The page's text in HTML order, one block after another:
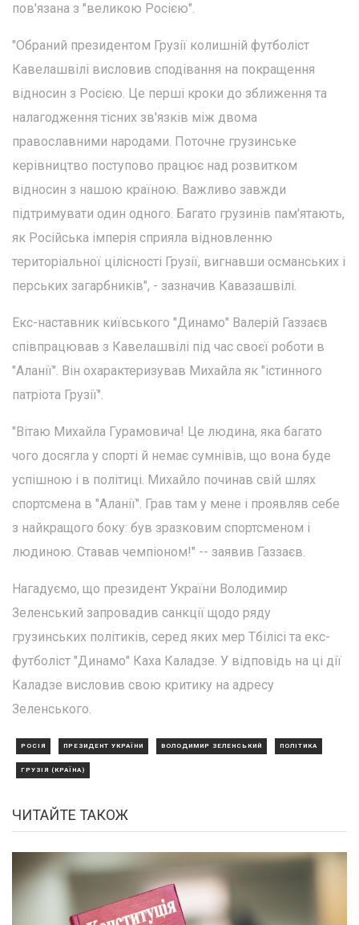
пов'язана з "великою Росією".
"Обраний президентом Грузії колишній футболіст
Кавелашвілі висловив сподівання на покращення
відносин з Росією. Це перші кроки до зближення та
налагодження тісних зв'язків між двома
православними народами. Поточне грузинське
керівництво поступово працює над розвитком
відносин з нашою країною. Важливо завжди
підтримувати один одного. Багато грузинів пам'ятають,
як Російська імперія сприяла відновленню
територіальної цілісності Грузії, вигнавши османських і
перських загарбників", - зазначив Кавазашвілі.
Екс-наставник київського "Динамо" Валерій Газзаєв
співпрацював з Кавелашвілі під час своєї роботи в
"Аланії". Він охарактеризував Михайла як "істинного
патріота Грузії".
"Вітаю Михайла Гурамовича! Це людина, яка багато
чого досягла у спорті й немає сумнівів, що вона буде
успішною і в політиці. Михайло починав свій шлях
спортсмена в "Аланії". Грав там у мене і проявляв себе
з найкращого боку: був зразковим спортсменом і
людиною. Ставав чемпіоном!" -- заявив Газзаєв.
Нагадуємо, що президент України Володимир
Зеленський запровадив санкції щодо ряду
грузинських політиків, серед яких мер Тбілісі та екс-
футболіст "Динамо" Каха Каладзе. У відповідь на ці дії
Каладзе висловив свою критику на адресу
Зеленського.
РОСІЯ ПРЕЗИДЕНТ УКРАЇНИ ВОЛОДИМИР ЗЕЛЕНСЬКИЙ ПОЛІТИКА
ГРУЗІЯ (КРАЇНА)
ЧИТАЙТЕ ТАКОЖ